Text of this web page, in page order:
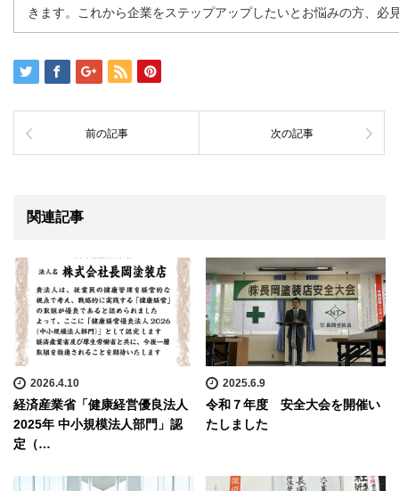
きます。これから企業をステップアップしたいとお悩みの方、必
前の記事 次の記事
関連記事
2026.4.10
経済産業省「健康経営優良法人
2025年 中小規模法人部門」認
定（…
2025.6.9
令和７年度 安全大会を開催い
たしました